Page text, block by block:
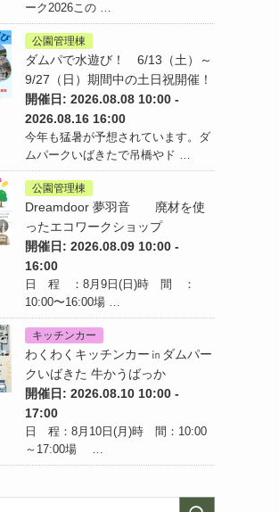
ーク2026この …
公園管理棟
ダムパで水遊び！ 6/13（土）～
9/27（日）期間中の土日祝開催！
開催日: 2026.08.08 10:00 -
2026.08.16 16:00
今年も猛暑が予想されています。ダ
ムパークいばきたで吊橋やド …
公園管理棟
Dreamdoor 夢羽音 廃材を使
ったエコワークショップ
開催日: 2026.08.09 10:00 -
16:00
日 程 ：8月9日(日)時 間 ：
10:00〜16:00場 …
キッチンカー
わくわくキッチンカー㏌ダムパー
クいばきた 牛かうばっか
開催日: 2026.08.10 10:00 -
17:00
日 程：8月10日(月)時 間：10:00
～17:00場 …